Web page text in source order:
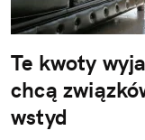
Te kwoty
chcą
wstyd